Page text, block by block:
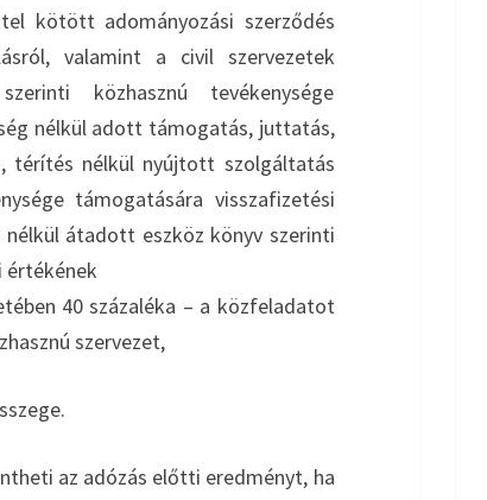
kötött adományozási szerződés
valamint a civil szervezetek
közhasznú tevékenysége
nélkül adott támogatás, juttatás,
térítés nélkül nyújtott szolgáltatás
támogatására visszafizetési
átadott eszköz könyv szerinti
40 százaléka – a közfeladatot
szervezet,
az adózás előtti eredményt, ha